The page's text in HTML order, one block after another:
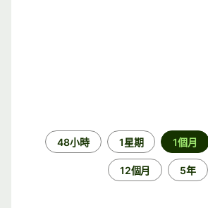
48小時 1星期 1個月
12個月 5年